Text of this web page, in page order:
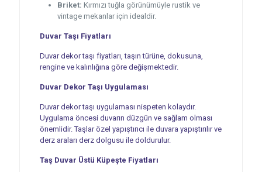
Briket: Kırmızı tuğla görünümüyle rustik ve
vintage mekanlar için idealdir.
Duvar Taşı Fiyatları
Duvar dekor taşı fiyatları, taşın türüne, dokusuna,
rengine ve kalınlığına göre değişmektedir.
Duvar Dekor Taşı Uygulaması
Duvar dekor taşı uygulaması nispeten kolaydır.
Uygulama öncesi duvarın düzgün ve sağlam olması
önemlidir. Taşlar özel yapıştırıcı ile duvara yapıştırılır ve
derz araları derz dolgusu ile doldurulur.
Taş Duvar Üstü Küpeşte Fiyatları